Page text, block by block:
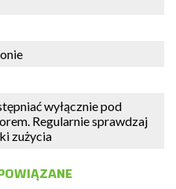
wyłącznie pod
Regularnie sprawdzaj
zużycia